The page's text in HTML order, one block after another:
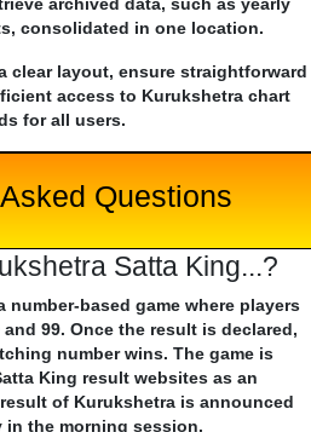
archived data, such as yearly
consolidated in one location.
clear layout, ensure straightforward
access to Kurukshetra chart
for all users.
Questions
Satta King...?
number-based game where players
99. Once the result is declared,
number wins. The game is
King result websites as an
of Kurukshetra is announced
in the morning session.